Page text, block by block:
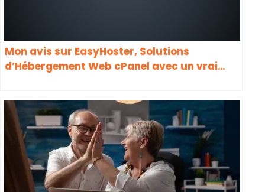
Mon avis sur EasyHoster, Solutions
d’Hébergement Web cPanel avec un vrai
sérieux ?